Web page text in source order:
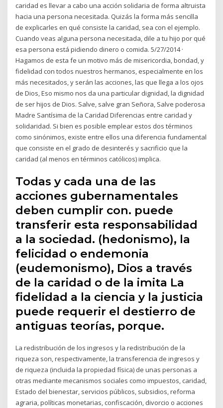
caridad es llevar a cabo una acción solidaria de forma altruista
hacia una persona necesitada. Quizás la forma más sencilla
de explicarles en qué consiste la caridad, sea con el ejemplo.
Cuando veas alguna persona necesitada, dile a tu hijo por qué
esa persona está pidiendo dinero o comida. 5/27/2014 ·
Hagamos de esta fe un motivo más de misericordia, bondad, y
fidelidad con todos nuestros hermanos, especialmente en los
más necesitados, y serán las acciones, las que llega a los ojos
de Dios, Eso mismo nos da una particular dignidad, la dignidad
de ser hijos de Dios. Salve, salve gran Señora, Salve poderosa
Madre Santísima de la Caridad Diferencias entre caridad y
solidaridad. Si bien es posible emplear estos dos términos
como sinónimos, existe entre ellos una diferencia fundamental
que consiste en el grado de desinterés y sacrificio que la
caridad (al menos en términos católicos) implica.
Todas y cada una de las
acciones gubernamentales
deben cumplir con. puede
transferir esta responsabilidad
a la sociedad. (hedonismo), la
felicidad o endemonia
(eudemonismo), Dios a través
de la caridad o de la imita La
fidelidad a la ciencia y la justicia
puede requerir el destierro de
antiguas teorías, porque.
La redistribución de los ingresos y la redistribución de la
riqueza son, respectivamente, la transferencia de ingresos y
de riqueza (incluida la propiedad física) de unas personas a
otras mediante mecanismos sociales como impuestos, caridad,
Estado del bienestar, servicios públicos, subsidios, reforma
agraria, políticas monetarias, confiscación, divorcio o acciones